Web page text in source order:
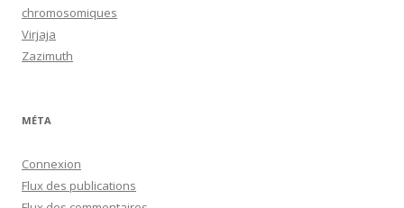
chromosomiques
Virjaja
Zazimuth
MÉTA
Connexion
Flux des publications